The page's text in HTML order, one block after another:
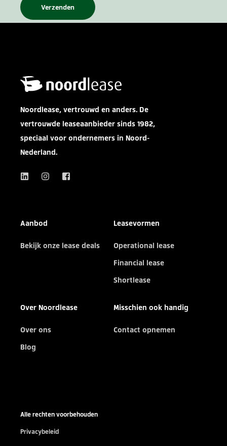
Noordlease, vertrouwd en anders. De
vertrouwde leaseaanbieder sinds 1982,
speciaal voor ondernemers in Noord-
Nederland.
Aanbod
Bekijk onze lease deals
Leasevormen
Operational lease
Financial lease
Shortlease
Over Noordlease
Over ons
Blog
Misschien ook handig
Contact opnemen
Alle rechten voorbehouden
Privacybeleid